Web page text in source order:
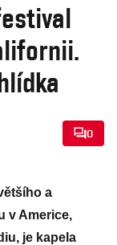
0
a
v Americe,
je kapela